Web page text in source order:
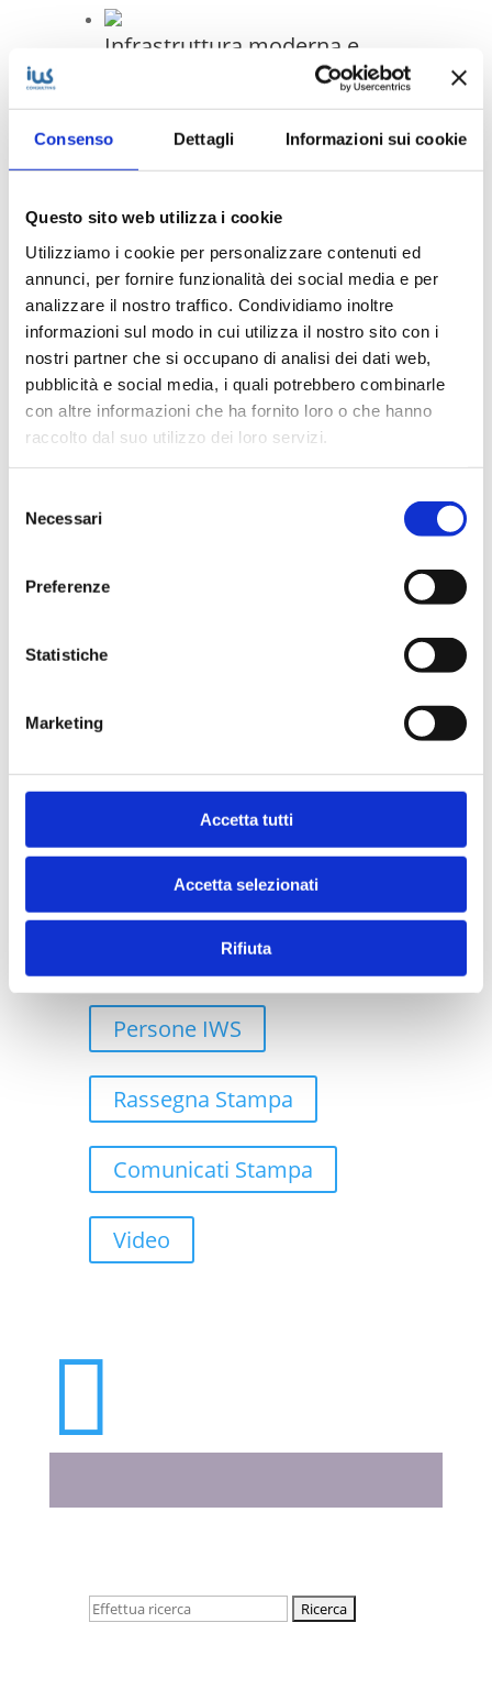
Consenso Dettagli Informazioni sui cookie
Questo sito web utilizza i cookie
Utilizziamo i cookie per personalizzare contenuti ed
annunci, per fornire funzionalità dei social media e per
analizzare il nostro traffico. Condividiamo inoltre
informazioni sul modo in cui utilizza il nostro sito con i
nostri partner che si occupano di analisi dei dati web,
pubblicità e social media, i quali potrebbero combinarle
con altre informazioni che ha fornito loro o che hanno
raccolto dal suo utilizzo dei loro servizi.
delNecessari
Preferenze
Statistiche
Marketing
Accetta tutti
Accetta selezionati
Rifiuta
Infrastruttura moderna e
gestione unificata: il progetto
di migrazione IT per Generale
Costruzioni Ferroviarie
Elettriche S.p.A.
In evidenza
IWS Consulting partner tecnologico di
Tresor Attempto Racing anche per la
stagione 2026
Case Study
Robotic Process Automation
Persone IWS
Rassegna Stampa
Comunicati Stampa
Video

Cerca: